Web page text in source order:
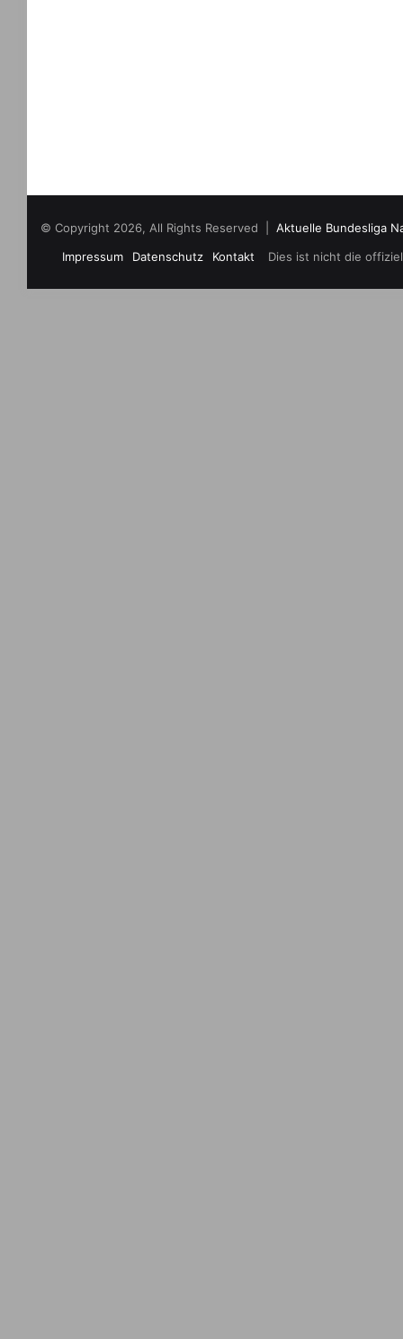
© Copyright 2026, All Rights Reserved | Aktuelle Bundesliga
Dies ist nicht die
Impressum Datenschutz Kontakt